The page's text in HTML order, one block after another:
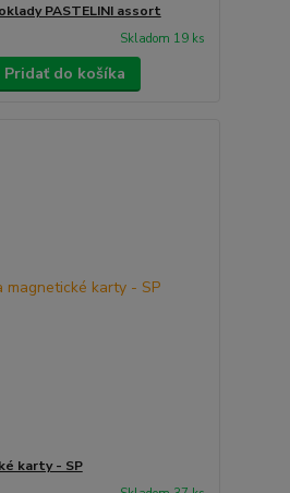
PASTELINI assort
Skladom 19 ks
Pridať do košíka
karty - SP